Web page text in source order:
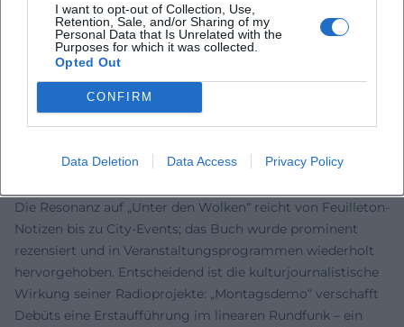
I want to opt-out of Collection, Use,
Retention, Sale, and/or Sharing of my
Personal Data that Is Unrelated with the
Purposes for which it was collected.
Opted Out
CONFIRM
Data Deletion Data Access Privacy Policy
werden – in Szenegeschichten, Diskographie-Referenzen,
kulturelle Linien.
Aus musikjournalistischer Sicht stellt er Fragen, die
Komposition und Arrangement ernst nehmen: Was sagt
die Produktion über die Idee des Songs? Welche Einflüsse
Vertrauen schafft – gegenüber Artists und Publikum.
Die Resonanz auf „Unter den Wolken“ reicht von Feuilleton-
Notizen bis zu City-Events; das Buch wurde prominent
rezensiert und in Veranstaltungsprogrammen wiederholt
hervorgehoben. Entscheidend ist die kulturjournalistische
Wirkung seiner Radioprojekte: „Montagsdemo“ verschafft
Debüts eine Erstaufführung im linearen Rundfunk – ein